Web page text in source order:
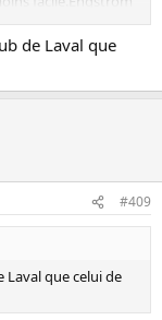
une
de Laval que
#409
Laval que celui de